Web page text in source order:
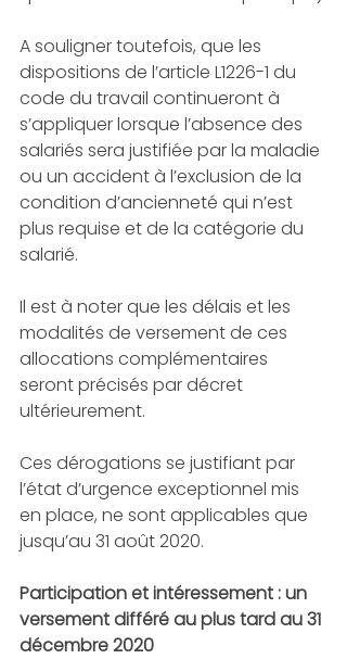
A souligner toutefois, que les
dispositions de l’article L1226-1 du
code du travail continueront à
s’appliquer lorsque l’absence des
salariés sera justifiée par la maladie
ou un accident à l’exclusion de la
condition d’ancienneté qui n’est
plus requise et de la catégorie du
salarié.
Il est à noter que les délais et les
modalités de versement de ces
allocations complémentaires
seront précisés par décret
ultérieurement.
Ces dérogations se justifiant par
l’état d’urgence exceptionnel mis
en place, ne sont applicables que
jusqu’au 31 août 2020.
Participation et intéressement : un
versement différé au plus tard au 31
décembre 2020